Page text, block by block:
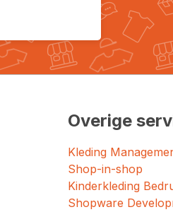
Overige
Kleding
Shop-in-shop
Kinderkleding
Shopware